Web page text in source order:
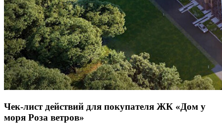
Чек-лист действий для покупателя ЖК «Дом у
моря Роза ветров»